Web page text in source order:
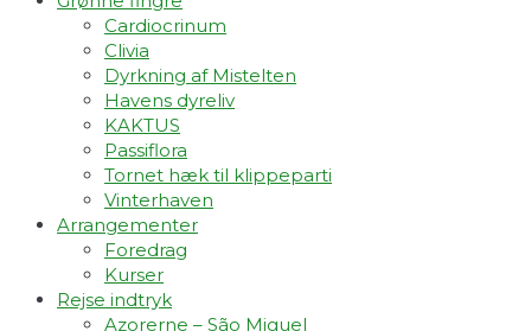
Cardiocrinum
Clivia
Dyrkning af Mistelten
Havens dyreliv
KAKTUS
Passiflora
Tornet hæk til klippeparti
Vinterhaven
Arrangementer
Foredrag
Kurser
Rejse indtryk
Azorerne – São Miguel